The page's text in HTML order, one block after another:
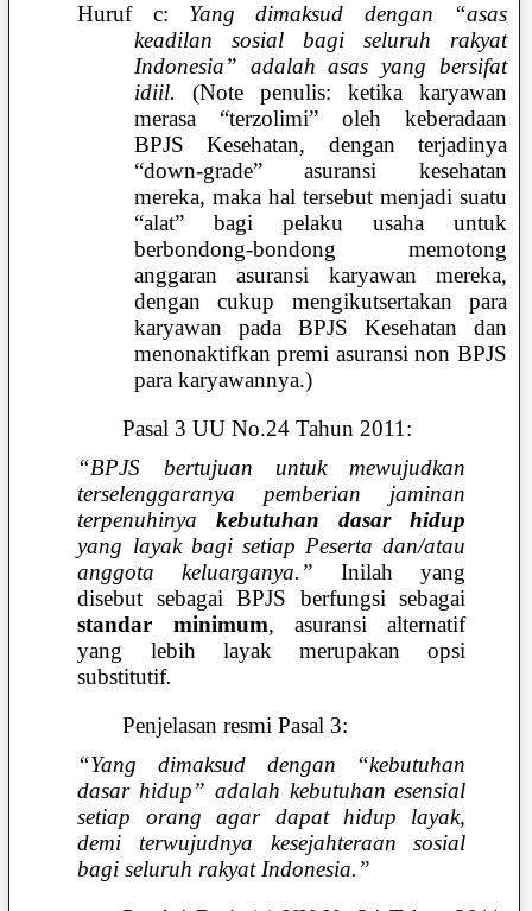
Huruf c: Yang dimaksud dengan “asas
keadilan sosial bagi seluruh rakyat
Indonesia” adalah asas yang bersifat
idiil. (Note penulis: ketika karyawan
merasa “terzolimi” oleh keberadaan
BPJS Kesehatan, dengan terjadinya
“down-grade” asuransi kesehatan
mereka, maka hal tersebut menjadi suatu
“alat” bagi pelaku usaha untuk
berbondong-bondong memotong
anggaran asuransi karyawan mereka,
dengan cukup mengikutsertakan para
karyawan pada BPJS Kesehatan dan
menonaktifkan premi asuransi non BPJS
para karyawannya.)
Pasal 3 UU No.24 Tahun 2011:
“BPJS bertujuan untuk mewujudkan
terselenggaranya pemberian jaminan
terpenuhinyakebutuhan dasar hidup
yang layak bagi setiap Peserta dan/atau
anggota keluarganya.”Inilah yang
disebut sebagai BPJS berfungsi sebagai
standar minimum, asuransi
alternatif
yang lebih layak merupakan opsi
substitutif.
Penjelasan resmi Pasal 3:
“Yang dimaksud dengan “kebutuhan
dasar hidup” adalah kebutuhan esensial
setiap orang agar dapat hidup layak,
demi terwujudnya kesejahteraan sosial
bagi seluruh rakyat Indonesia.”